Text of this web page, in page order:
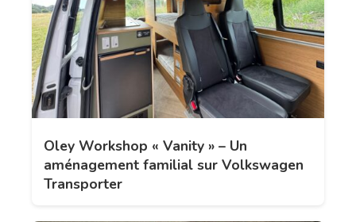
Oley Workshop « Vanity » – Un
aménagement familial sur Volkswagen
Transporter